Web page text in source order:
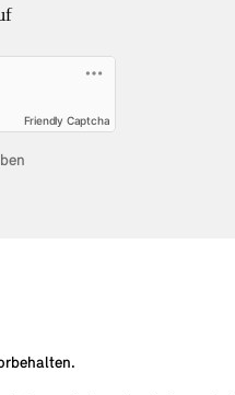
Friendly Captcha